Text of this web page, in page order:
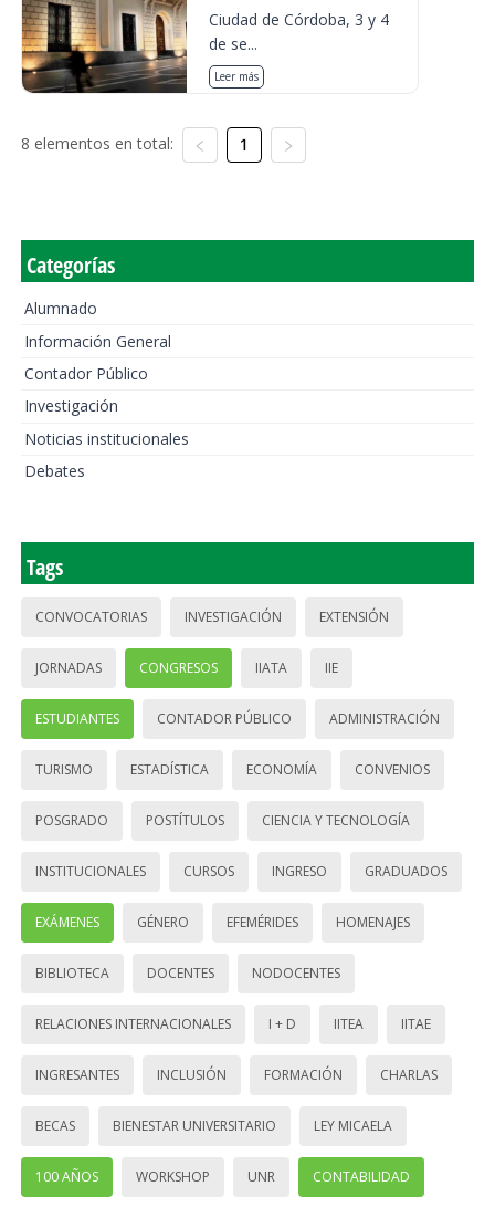
Ciudad de Córdoba, 3 y 4
de se...
Leer más
8 elementos en total: 1
Categorías
Alumnado
Información General
Contador Público
Investigación
Noticias institucionales
Debates
Tags
CONVOCATORIAS INVESTIGACIÓN EXTENSIÓN
JORNADAS CONGRESOS IIATA IIE
ESTUDIANTES CONTADOR PÚBLICO ADMINISTRACIÓN
TURISMO ESTADÍSTICA ECONOMÍA CONVENIOS
POSGRADO POSTÍTULOS CIENCIA Y TECNOLOGÍA
INSTITUCIONALES CURSOS INGRESO GRADUADOS
EXÁMENES GÉNERO EFEMÉRIDES HOMENAJES
BIBLIOTECA DOCENTES NODOCENTES
RELACIONES INTERNACIONALES I + D IITEA IITAE
INGRESANTES INCLUSIÓN FORMACIÓN CHARLAS
BECAS BIENESTAR UNIVERSITARIO LEY MICAELA
100 AÑOS WORKSHOP UNR CONTABILIDAD